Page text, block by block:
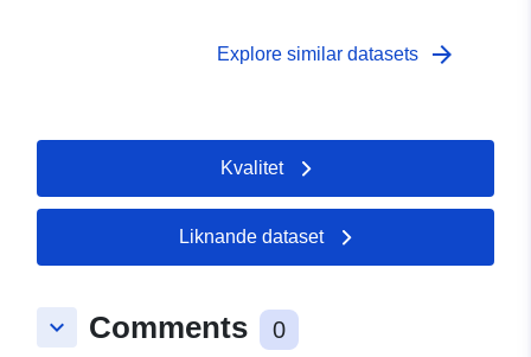
Explore similar datasets arrow_forward
Kvalitet
Liknande dataset
keyboard_arrow_down Comments 0